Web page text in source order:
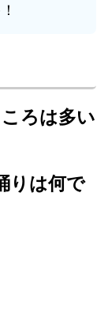
ろは多い
りは何で